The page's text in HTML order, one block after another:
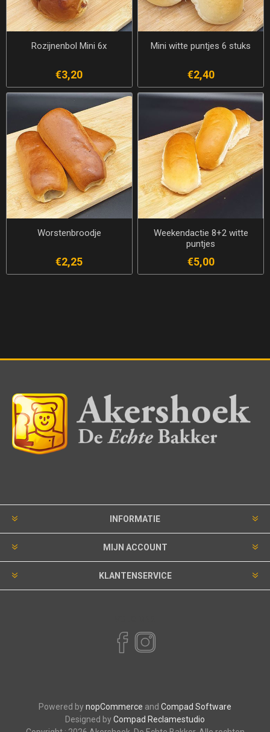
Rozijnenbol Mini 6x
€3,20
Mini witte puntjes 6 stuks
€2,40
Worstenbroodje
€2,25
Weekendactie 8+2 witte
puntjes
€5,00
INFORMATIE
MIJN ACCOUNT
KLANTENSERVICE
Powered bynopCommerce and Compad Software
Designed byCompad Reclamestudio